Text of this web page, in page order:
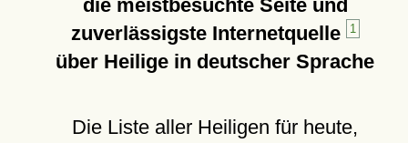
die meistbesuchte Seite und
zuverlässigste Internetquelle
1
über Heilige in deutscher Sprache
Die Liste aller Heiligen für heute,